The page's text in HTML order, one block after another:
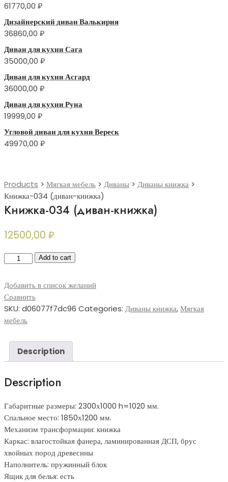
61770,00 ₽
Дизайнерский диван Валькирия
36860,00 ₽
Диван для кухни Сага
35000,00 ₽
Диван для кухни Асгард
36000,00 ₽
Диван для кухни Руна
19999,00 ₽
Угловой диван для кухни Вереск
49970,00 ₽
Products > Мягкая мебель > Диваны > Диваны книжка >
Книжка-034 (диван-книжка)
Книжка-034 (диван-книжка)
12500,00 ₽
Книжка-034
книжка)
quantity
Add to cart
Добавить в список желаний
Сравнить
SKU: d06077f7dc96 Categories: Диваны книжка,Мягкая
мебель
Description
Description
Габаритные размеры: 2300х1000 h=1020 мм.
Спальное место: 1850х1200 мм.
Механизм трансформации: книжка
Каркас: влагостойкая фанера, ламинированная ДСП, брус
хвойных пород древесины
Наполнитель: пружинный блок
Ящик для белья: есть